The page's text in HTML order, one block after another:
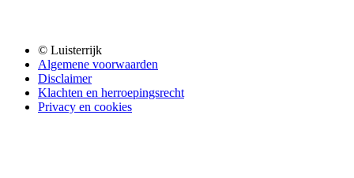
© Luisterrijk
Algemene voorwaarden
Disclaimer
Klachten en herroepingsrecht
Privacy en cookies